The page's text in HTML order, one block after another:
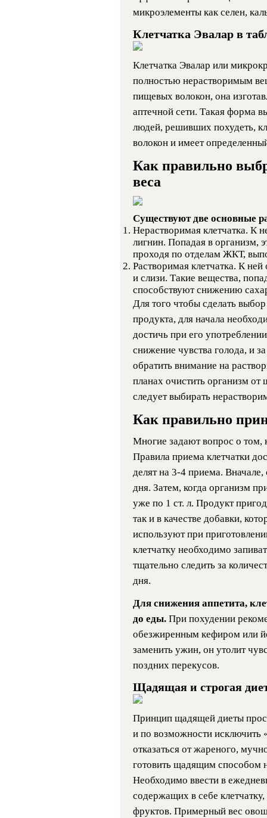
микроэлементы как селен,
Клетчатка Эвалар в
Клетчатка Эвалар или
полностью нерастворимым
пищевых волокон, она
аптечной сети. Такая форма
людей, решивших похудеть,
волокон и имеет
Как правильно
веса
Существуют две основные
Нерастворимая клетчатка. К
лигнин. Попадая в организм,
проходя по отделам ЖКТ,
Растворимая клетчатка. К
и слизи. Такие вещества,
способствуют снижению
Для того чтобы сделать
продукта, для начала
достичь при его
снижение чувства голода, и
обратить внимание на
планах очистить организм от
следует выбирать
Как правильно
Многие задают вопрос о том,
Правила приема клетчатки
делят на 3-4 приема. Вначале,
дня. Затем, когда организм
уже по 1 ст. л. Продукт
так и в качестве добавки,
используют при
клетчатку необходимо
тщательно следить за
дня.
Для снижения аппетита,
до еды. При похудении
обезжиренным кефиром или
заменить ужин, он утолит
поздних перекусов.
Щадящая и строгая
Принцип щадящей диеты
и по возможности исключить
отказаться от жареного,
готовить щадящим способом
Необходимо ввести в
содержащих в себе
фруктов. Примерный вес